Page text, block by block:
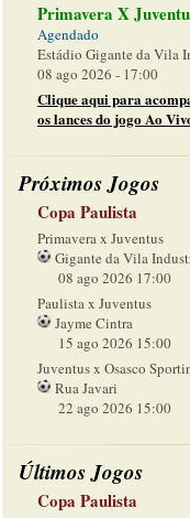
Primavera X
Agendado
Estádio Gigante da Vila
08 ago 2026 - 17:00
Clique aqui para
os lances do jogo Ao
Próximos Jogos
Copa Paulista
Primavera x Juventus
Gigante da Vila
08 ago 2026 17:00
Paulista x Juventus
Jayme Cintra
15 ago 2026 15:00
Juventus x Osasco
Rua Javari
22 ago 2026 15:00
Últimos Jogos
Copa Paulista